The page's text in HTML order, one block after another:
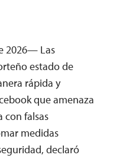
2026— Las
estado de
rápida y
que amenaza
con falsas
medidas
declaró